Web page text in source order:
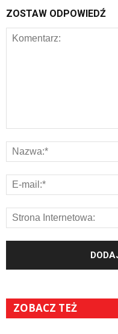
ZOSTAW ODPOWIEDŹ
ZOBACZ TEŻ